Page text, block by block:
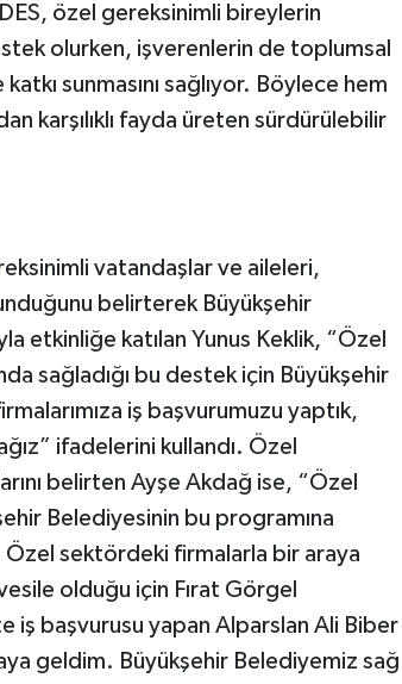
özel gereksinimli bireylerin
olurken, işverenlerin de toplumsal
sunmasını sağlıyor. Böylece hem
karşılıklı fayda üreten sürdürülebilir
vatandaşlar ve aileleri,
belirterek Büyükşehir
etkinliğe katılan Yunus Keklik, “Özel
sağladığı bu destek için Büyükşehir
iş başvurumuzu yaptık,
ifadelerini kullandı. Özel
belirten Ayşe Akdağ ise, “Özel
Belediyesinin bu programına
Özel sektördeki firmalarla bir araya
olduğu için Fırat Görgel
iş başvurusu yapan Alparslan Ali Biber
geldim. Büyükşehir Belediyemiz sağ